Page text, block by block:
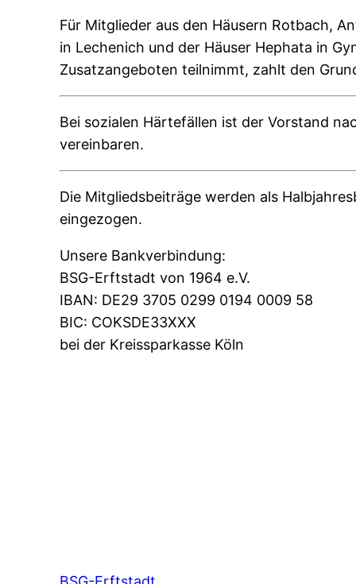
Für Mitglieder aus den Häusern Rotbach,
in Lechenich und der Häuser Hephata in
Zusatzangeboten teilnimmt, zahlt den
Bei sozialen Härtefällen ist der Vorstand
vereinbaren.
Die Mitgliedsbeiträge werden als
eingezogen.
Unsere Bankverbindung:
BSG-Erftstadt von 1964 e.V.
IBAN: DE29 3705 0299 0194 0009 58
BIC: COKSDE33XXX
bei der Kreissparkasse Köln